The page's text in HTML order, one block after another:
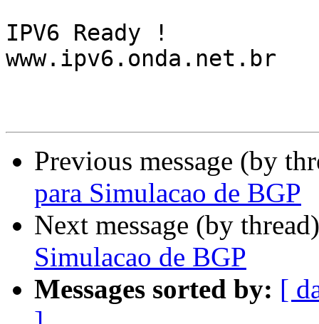
IPV6 Ready !
www.ipv6.onda.net.br
Previous message (by
para Simulacao de BGP
Next message (by
Simulacao de BGP
Messages sorted by: [